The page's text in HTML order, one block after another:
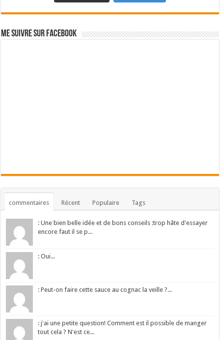
Me suivre sur Facebook
commentaires Récent Populaire Tags
: Une bien belle idée et de bons conseils :trop hâte d'essayer
encore faut il se p...
: Oui...
: Peut-on faire cette sauce au cognac la veille ?...
: j'ai une petite question! Comment est il possible de manger
tout cela ? N'est ce...